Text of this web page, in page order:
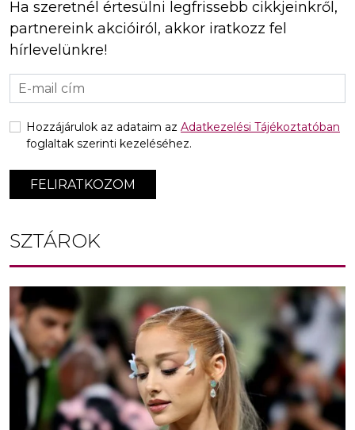
Ha szeretnél értesülni legfrissebb cikkjeinkről,
partnereink akcióiról, akkor iratkozz fel
hírlevelünkre!
FELIRATKOZOM
Hozzájárulok az adataim az Adatkezelési Tájékoztatóban
foglaltak szerinti kezeléséhez.
SZTÁROK